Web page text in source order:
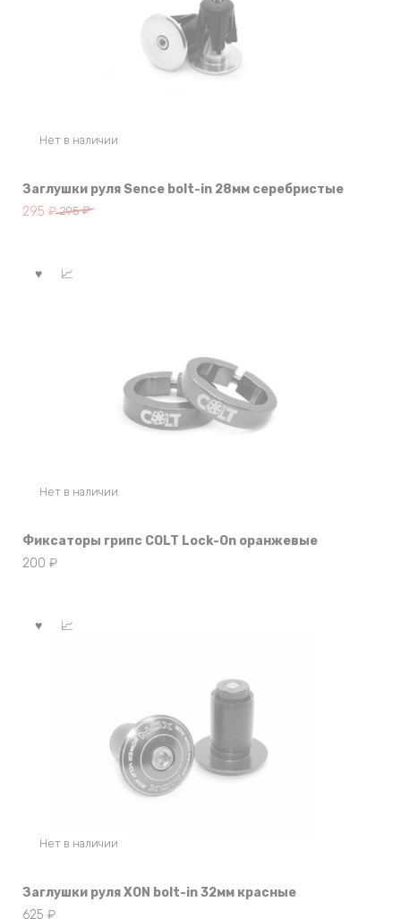
Нет в наличии
Заглушки руля Sence bolt-in 28мм серебристые
295₽
Первоначальная
295 ₽
Текущая
Нет в наличии
Фиксаторы грипс COLT Lock-On оранжевые
200 ₽
Нет в наличии
Заглушки руля XON bolt-in 32мм красные
625 ₽